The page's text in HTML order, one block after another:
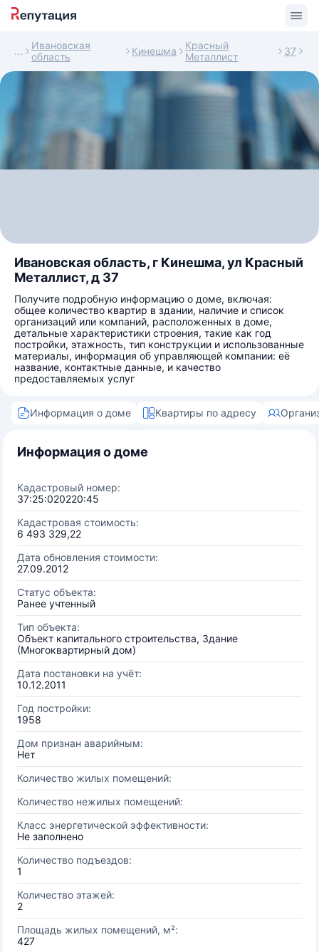
Ивановская
область
Кинешма
Красный
Металлист
37
Ивановская область, г Кинешма, ул Красный
Металлист, д 37
Получите подробную информацию о доме, включая:
общее количество квартир в здании, наличие и список
организаций или компаний, расположенных в доме,
детальные характеристики строения, такие как год
постройки, этажность, тип конструкции и использованные
материалы, информация об управляющей компании: её
название, контактные данные, и качество
предоставляемых услуг
Информация о доме Квартиры по адресу
Информация о доме
Кадастровый номер:
37:25:020220:45
Кадастровая стоимость:
6 493 329,22
Дата обновления стоимости:
27.09.2012
Статус объекта:
Ранее учтенный
Тип объекта:
Объект капитального строительства, Здание
(Многоквартирный дом)
Дата постановки на учёт:
10.12.2011
Год постройки:
1958
Дом признан аварийным:
Нет
Количество жилых помещений:
Количество нежилых помещений:
Класс энергетической эффективности:
Не заполнено
Количество подъездов:
1
Количество этажей:
2
Площадь жилых помещений, м²:
427